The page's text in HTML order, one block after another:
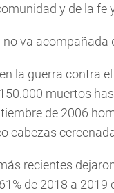
y de la
no va acompañada
la guerra contra
muertos
de 2006
cabezas
recientes
de 2018 a 2019